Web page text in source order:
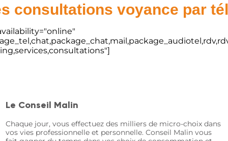
consultations voyance par
Le Conseil Malin
Chaque jour, vous effectuez des milliers de micro-choix dans
vos vies professionnelle et personnelle. Conseil Malin vous